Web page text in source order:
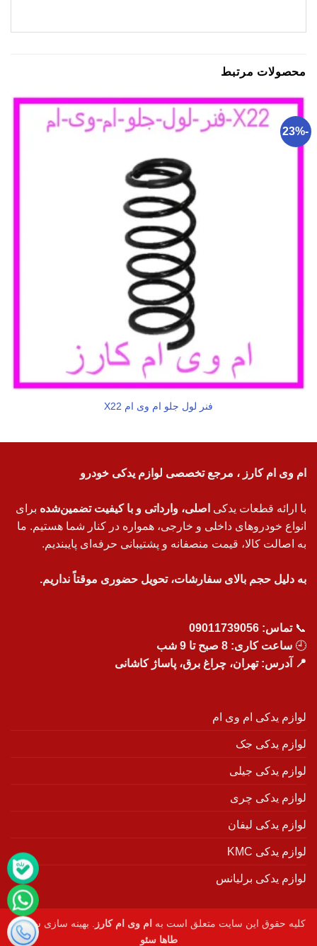
محصولات مرتبط
-23%
فنر لول جلو ام وی ام X22
ام وی ام کارز ، مرجع تخصصی لوازم یدکی خودرو
با ارائه قطعات یدکی اصلی، وارداتی و با کیفیت تضمین‌شده برای
انواع خودروهای داخلی و خارجی، همواره در کنار شما هستیم. ما
به اصالت کالا، قیمت منصفانه و پشتیبانی حرفه‌ای پایبندیم.
به دلیل حجم بالای سفارشات، تحویل حضوری موقتاً نداریم.
📞تماس: 09011739056
🕘 ساعت کاری: 8 صبح تا 9 شب
📍 آدرس: تهران، چراغ برق، پاساژ کاشانی
لوازم یدکی ام وی ام
لوازم یدکی جک
لوازم یدکی جیلی
لوازم یدکی چری
لوازم یدکی لیفان
لوازم یدکی KMC
لوازم یدکی برلیانس
کلیه حقوق این سایت متعلق است به ام وی ام کارز
. بهینه سازی سایت :
طاها سئو